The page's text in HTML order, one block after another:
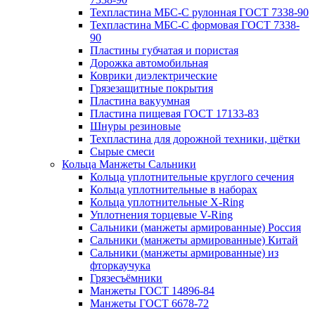
Техпластина МБС-С рулонная ГОСТ 7338-90
Техпластина МБС-С формовая ГОСТ 7338-
90
Пластины губчатая и пористая
Дорожка автомобильная
Коврики диэлектрические
Грязезащитные покрытия
Пластина вакуумная
Пластина пищевая ГОСТ 17133-83
Шнуры резиновые
Техпластина для дорожной техники, щётки
Сырые смеси
Кольца Манжеты Сальники
Кольца уплотнительные круглого сечения
Кольца уплотнительные в наборах
Кольца уплотнительные Х-Ring
Уплотнения торцевые V-Ring
Сальники (манжеты армированные) Россия
Сальники (манжеты армированные) Китай
Сальники (манжеты армированные) из
фторкаучука
Грязесъёмники
Манжеты ГОСТ 14896-84
Манжеты ГОСТ 6678-72